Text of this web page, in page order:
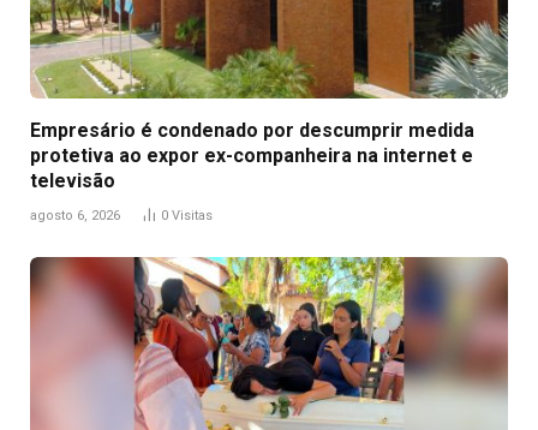
Empresário é condenado por descumprir medida
protetiva ao expor ex-companheira na internet e
televisão
agosto 6, 2026 0 Visitas